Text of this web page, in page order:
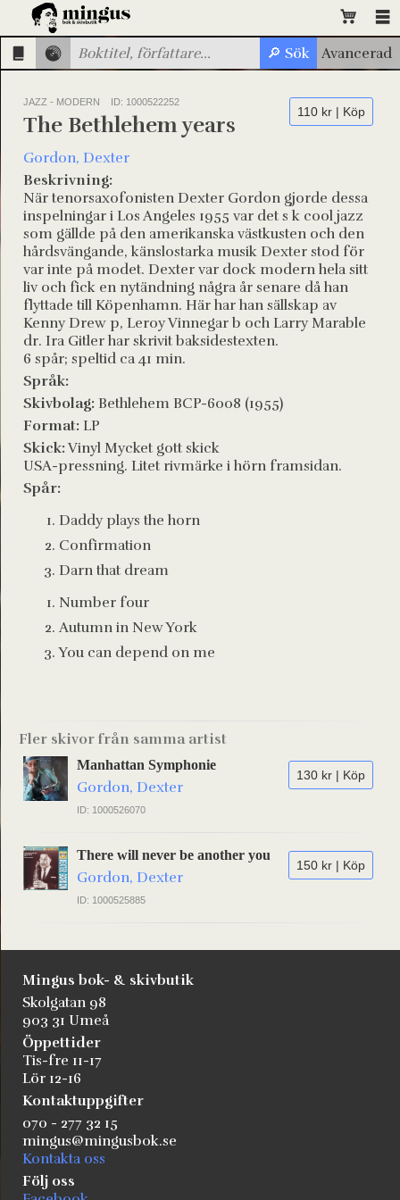
JAZZ - MODERN ID: 1000522252
110 kr | Köp
The Bethlehem years
Gordon, Dexter
Beskrivning:
När tenorsaxofonisten Dexter Gordon gjorde dessa
inspelningar i Los Angeles 1955 var det s k cool jazz
som gällde på den amerikanska västkusten och den
hårdsvängande, känslostarka musik Dexter stod för
var inte på modet. Dexter var dock modern hela sitt
liv och fick en nytändning några år senare då han
flyttade till Köpenhamn. Här har han sällskap av
Kenny Drew p, Leroy Vinnegar b och Larry Marable
dr. Ira Gitler har skrivit baksidestexten.
6 spår; speltid ca 41 min.
Språk:
Skivbolag: Bethlehem BCP-6008 (1955)
Format: LP
Skick:Vinyl Mycket gott skick
USA-pressning. Litet rivmärke i hörn framsidan.
Spår:
Daddy plays the horn
Confirmation
Darn that dream
Number four
Autumn in New York
You can depend on me
Fler skivor från samma artist
130 kr | Köp
Manhattan Symphonie
Gordon, Dexter
ID: 1000526070
150 kr | Köp
There will never be another you
Gordon, Dexter
ID: 1000525885
Mingus bok- & skivbutik
Skolgatan 98
903 31 Umeå
Öppettider
Tis-fre 11-17
Lör 12-16
Kontaktuppgifter
070 - 277 32 15
mingus@mingusbok.se
Kontakta oss
Följ oss